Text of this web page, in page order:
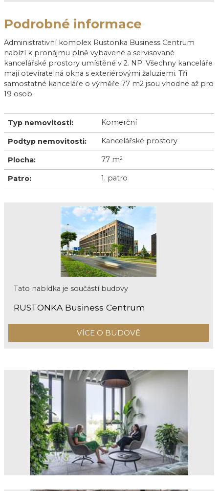
Podrobné informace
Administrativní komplex Rustonka Business Centrum
nabízí k pronájmu plně vybavené a servisované
kancelářské prostory umístěné v 2. NP. Všechny kanceláře
mají otevíratelná okna s exteriérovými žaluziemi. Tři
samostatné kanceláře o výměře 77 m2 jsou vhodné až pro
19 osob.
Typ nemovitosti: Komerční
Podtyp nemovitosti: Kancelářské prostory
Plocha: 77 m2
Patro: 1. patro
Tato nabídka je součástí budovy
RUSTONKA Business Centrum
VÍCE O BUDOVĚ